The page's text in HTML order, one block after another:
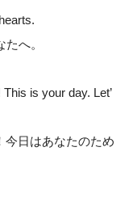
へ。
is your day. Let’
今日はあなたのため